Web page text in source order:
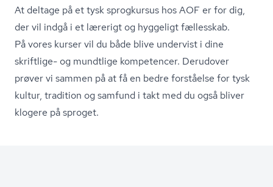
At deltage på et tysk sprogkursus hos AOF er for dig,
der vil indgå i et lærerigt og hyggeligt fællesskab.
På vores kurser vil du både blive undervist i dine
skriftlige- og mundtlige kompetencer. Derudover
prøver vi sammen på at få en bedre forståelse for tysk
kultur, tradition og samfund i takt med du også bliver
klogere på sproget.